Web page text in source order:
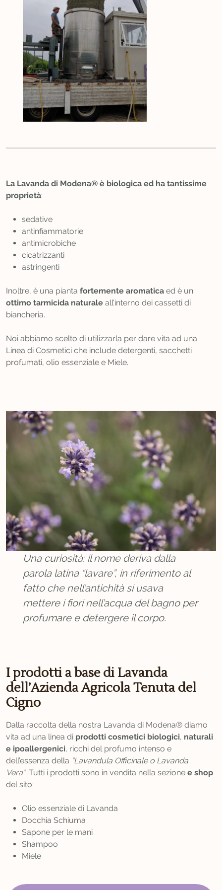
La Lavanda di Modena® è biologica ed ha tantissime
proprietà:
sedative
antinfiammatorie
antimicrobiche
cicatrizzanti
astringenti
Inoltre, è una pianta fortemente aromatica ed è un
ottimo tarmicida naturale all’interno dei cassetti di
biancheria.
Noi abbiamo scelto di utilizzarla per dare vita ad una
Linea di Cosmetici che include detergenti, sacchetti
profumati, olio essenziale e Miele.
Una curiosità: il nome deriva dalla
parola latina “lavare”, in riferimento al
fatto che nell’antichità si usava
mettere i fiori nell’acqua del bagno per
profumare e detergere il corpo.
I prodotti a base di Lavanda
dell’Azienda Agricola Tenuta del
Cigno
Dalla raccolta della nostra Lavanda di Modena® diamo
vita ad una linea di prodotti cosmetici biologici, naturali
e ipoallergenici, ricchi del profumo intenso e
dell’essenza della “Lavandula Officinale o Lavanda
Vera”. Tutti i prodotti sono in vendita nella sezione e shop
del sito:
Olio essenziale di Lavanda
Docchia Schiuma
Sapone per le mani
Shampoo
Miele